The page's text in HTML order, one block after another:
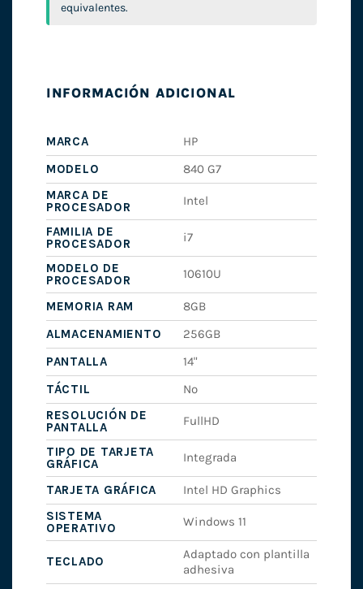
equivalentes.
INFORMACIÓN ADICIONAL
MARCA
HP
MODELO
840 G7
MARCA DE
PROCESADOR
Intel
FAMILIA DE
PROCESADOR
i7
MODELO DE
PROCESADOR
10610U
MEMORIA RAM
8GB
ALMACENAMIENTO
256GB
PANTALLA
14"
TÁCTIL
No
RESOLUCIÓN DE
PANTALLA
FullHD
TIPO DE TARJETA
GRÁFICA
Integrada
TARJETA GRÁFICA
Intel HD Graphics
SISTEMA
OPERATIVO
Windows 11
TECLADO
Adaptado con plantilla
adhesiva